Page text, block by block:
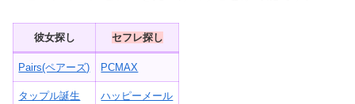
彼女探し セフレ探し
Pairs(ペアーズ) PCMAX
タップル誕生 ハッピーメール